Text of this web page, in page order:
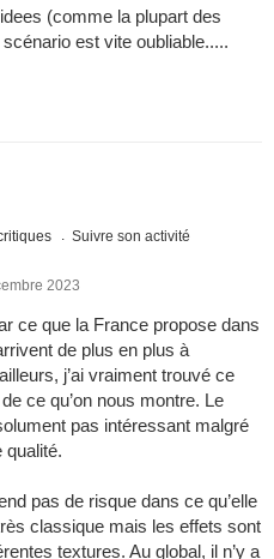
(comme la plupart des
est vite oubliable.....
Suivre son activité
2023
ce que la France propose dans
de plus en plus à
j’ai vraiment trouvé ce
ce qu’on nous montre. Le
pas intéressant malgré
qualité.
pas de risque dans ce qu’elle
classique mais les effets sont
textures. Au global, il n’y a